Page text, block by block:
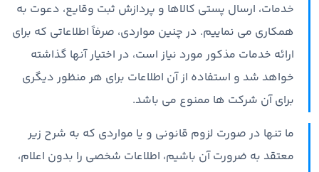
خدمات، ارسال پستی کالاها و پردازش ثبت وقایع، دعوت به
همکاری می نماییم. در چنین مواردی، صرفاً اطلاعاتی که برای
ارائه خدمات مذکور مورد نیاز است، در اختیار آنها گذاشته
خواهد شد و استفاده از آن اطلاعات برای هر منظور دیگری
برای آن شرکت ها ممنوع می باشد.
ما تنها در صورت لزوم قانونی و یا مواردی که به شرح زیر
معتقد به ضرورت آن باشیم، اطلاعات شخصی را بدون اعلام،